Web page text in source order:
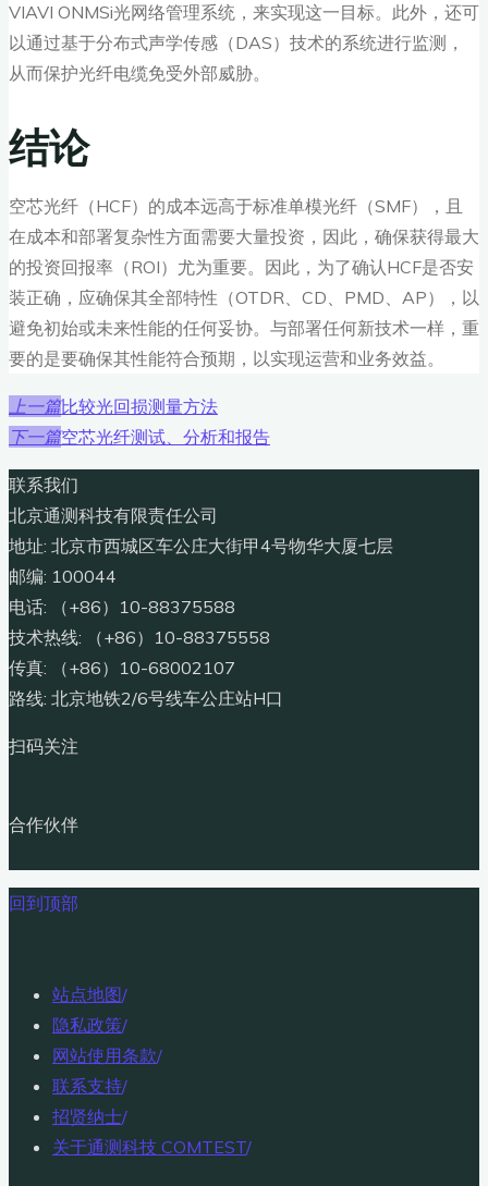
VIAVI ONMSi光网络管理系统，来实现这一目标。此外，还可
以通过基于分布式声学传感（DAS）技术的系统进行监测，
从而保护光纤电缆免受外部威胁。
结论
空芯光纤（HCF）的成本远高于标准单模光纤（SMF），且
在成本和部署复杂性方面需要大量投资，因此，确保获得最大
的投资回报率（ROI）尤为重要。因此，为了确认HCF是否安
装正确，应确保其全部特性（OTDR、CD、PMD、AP），以
避免初始或未来性能的任何妥协。与部署任何新技术一样，重
要的是要确保其性能符合预期，以实现运营和业务效益。
上一篇比较光回损测量方法
下一篇空芯光纤测试、分析和报告
联系我们
北京通测科技有限责任公司
地址: 北京市西城区车公庄大街甲4号物华大厦七层
邮编: 100044
电话: （+86）10-88375588
技术热线: （+86）10-88375558
传真: （+86）10-68002107
路线: 北京地铁2/6号线车公庄站H口
扫码关注
合作伙伴
回到顶部
站点地图/
隐私政策/
网站使用条款/
联系支持/
招贤纳士/
关于通测科技 COMTEST/